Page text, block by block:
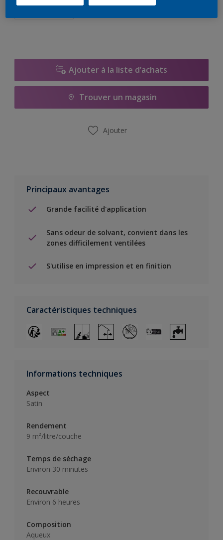
Ajouter à la liste d’achats
Trouver un magasin
Ajouter
Principaux avantages
Grande facilité d'application
Sans odeur de solvant, convient dans les
zones difficilement ventilées
S'utilise en impression et en finition
Caractéristiques techniques
Informations techniques
Aspect
Satin
Rendement
9 m²/litre/couche
Temps de séchage
Environ 30 minutes
Recouvrable
Environ 6 heures
Composition
Aqueux